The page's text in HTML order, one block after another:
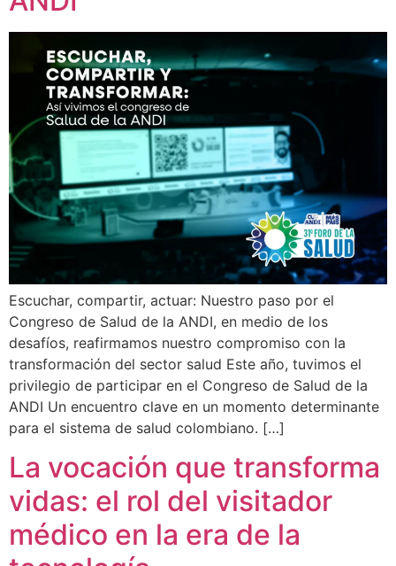
Escuchar, compartir, actuar: Nuestro paso por el
Congreso de Salud de la ANDI, en medio de los
desafíos, reafirmamos nuestro compromiso con la
transformación del sector salud Este año, tuvimos el
privilegio de participar en el Congreso de Salud de la
ANDI Un encuentro clave en un momento determinante
para el sistema de salud colombiano. […]
La vocación que transforma
vidas: el rol del visitador
médico en la era de la